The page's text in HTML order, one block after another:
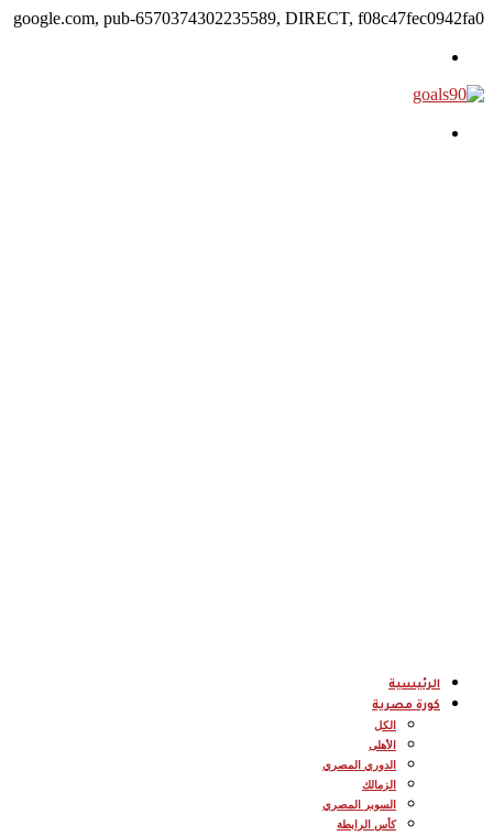
google.com, pub-6570374302235589, DIRECT, f08c47fec0942fa0
الرئيسية
كورة مصرية
الكل
الأهلى
الدوري المصري
الزمالك
السوبر المصري
كأس الرابطة